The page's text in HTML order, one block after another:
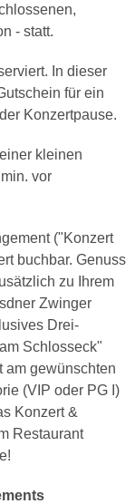
- statt.
In dieser
für ein
Konzertpause.
kleinen
vor
("Konzert
buchbar. Genuss
zu Ihrem
Zwinger
Drei-
Schlosseck"
am gewünschten
(VIP oder PG I)
Konzert &
Restaurant